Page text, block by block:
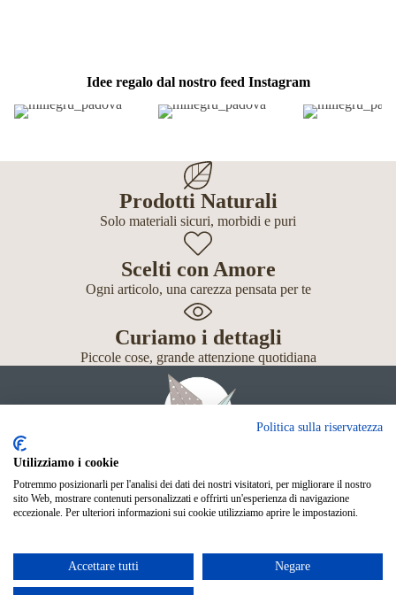
Idee regalo dal nostro feed Instagram
Prodotti Naturali
Solo materiali sicuri, morbidi e puri
Scelti con Amore
Ogni articolo, una carezza pensata per te
Curiamo i dettagli
Piccole cose, grande attenzione quotidiana
Giochi
Neonato
Shop Online
© Mille Gru di Sofia Calore. P.IVA 05033240283
Metodi di pagamento
Politica sulla riservatezza
Utilizziamo i cookie
Potremmo posizionarli per l'analisi dei dati dei nostri visitatori, per migliorare il nostro
sito Web, mostrare contenuti personalizzati e offrirti un'esperienza di navigazione
eccezionale. Per ulteriori informazioni sui cookie utilizziamo aprire le impostazioni.
Accettare tutti Negare